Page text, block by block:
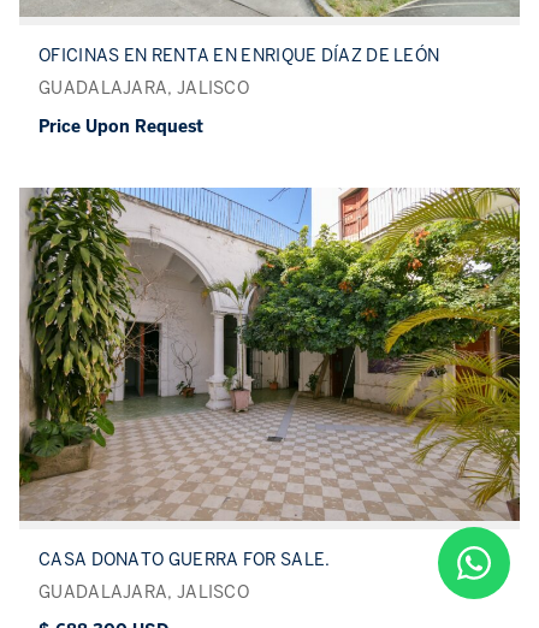
OFICINAS EN RENTA EN ENRIQUE DÍAZ DE LEÓN
GUADALAJARA, JALISCO
Price Upon Request
CASA DONATO GUERRA FOR SALE.
GUADALAJARA, JALISCO